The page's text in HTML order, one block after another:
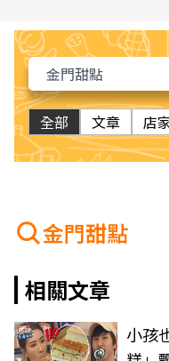
全部 文章 店
金門甜點
相關文章
小孩